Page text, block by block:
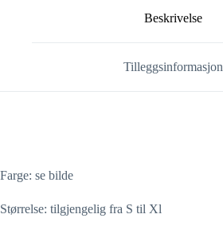
Beskrivelse
Tilleggsinformasjon
Farge: se bilde
Størrelse: tilgjengelig fra S til Xl